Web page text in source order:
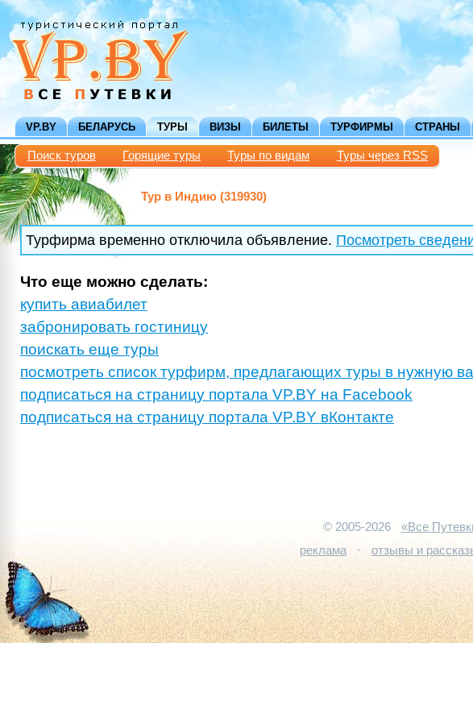
VP.BY БЕЛАРУСЬ ТУРЫ ВИЗЫ БИЛЕТЫ ТУРФИРМЫ СТРАНЫ
Поиск туров Горящие туры Туры по видам Туры через RSS
Тур в Индию (319930)
Турфирма временно отключила объявление. Посмотреть
Что еще можно сделать:
купить авиабилет
забронировать гостиницу
поискать еще туры
посмотреть список турфирм, предлагающих туры в нужную
подписаться на страницу портала VP.BY на Facebook
подписаться на страницу портала VP.BY вКонтакте
© 2005-2026 «Все
реклама
· отзывы и